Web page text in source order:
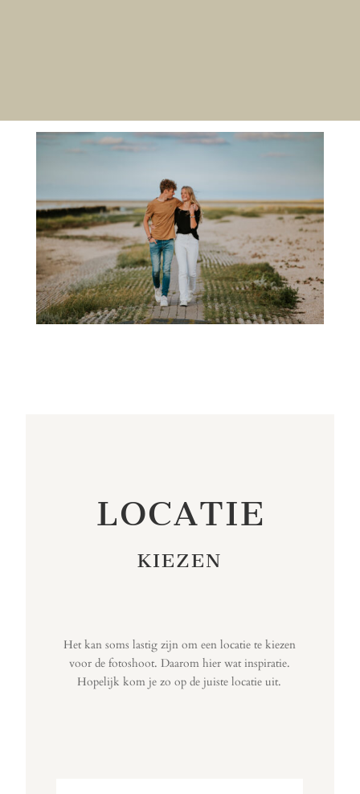
LOCATIE
KIEZEN
Het kan soms lastig zijn om een locatie te kiezen
voor de fotoshoot. Daarom hier wat inspiratie.
Hopelijk kom je zo op de juiste locatie uit.